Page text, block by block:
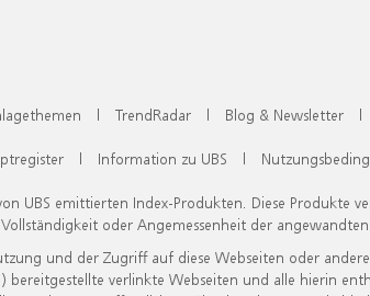
| TrendRadar | Blog & Newsletter |
| Information zu UBS |
UBS emittierten Index-Produkten. Diese Produkte
oder Angemessenheit der
und der Zugriff auf diese Webseiten oder
verlinkte Webseiten und alle hierin